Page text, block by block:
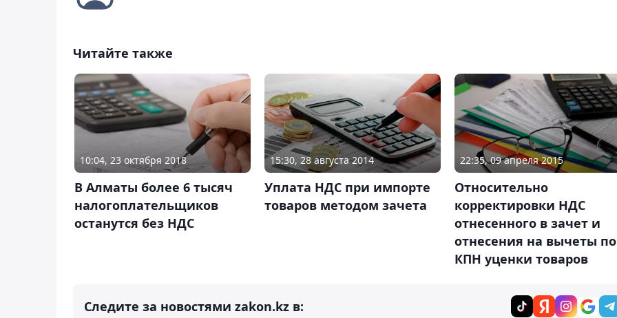
Читайте также
10:04, 23 октября 2018
В Алматы более 6 тысяч
налогоплательщиков
останутся без НДС
15:30, 28 августа 2014
Уплата НДС при импорте
товаров методом зачета
22:35, 09 апреля 2015
Относительно
корректировки НДС
отнесенного в зачет и
отнесения на вычеты по
КПН уценки товаров
Следите за новостями zakon.kz в: